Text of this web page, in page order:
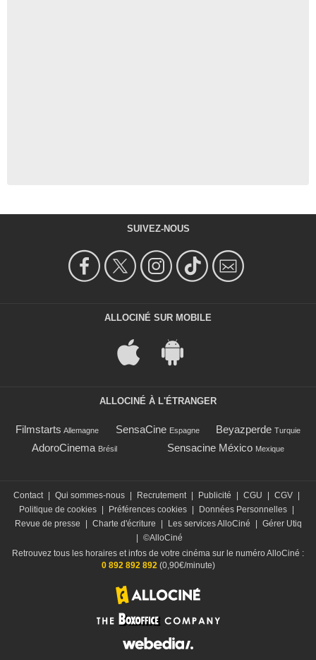
SUIVEZ-NOUS
ALLOCINÉ SUR MOBILE
ALLOCINÉ À L'ÉTRANGER
Filmstarts Allemagne SensaCine Espagne Beyazperde Turquie
AdoroCinema Brésil Sensacine México Mexique
Contact Qui sommes-nous Recrutement Publicité CGU CGV
Politique de cookies
Préférences cookies Données Personnelles
Revue de presse
Charte d'écriture Les services AlloCiné
Gérer Utiq
©AlloCiné
Retrouvez tous les horaires et infos de votre cinéma sur le numéro AlloCiné :
0 892 892 892(0,90€/minute)